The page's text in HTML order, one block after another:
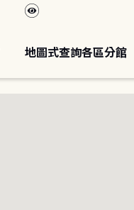
地圖式查詢各區分館